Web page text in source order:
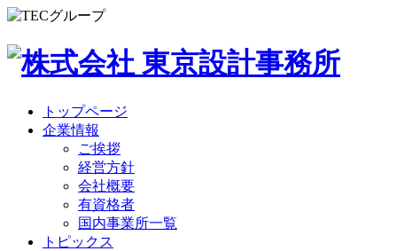
トップページ
企業情報
ご挨拶
経営方針
会社概要
有資格者
国内事業所一覧
トピックス